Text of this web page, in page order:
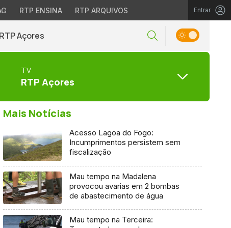
RTP ENSINA RTP ARQUIVOS Entrar
Açores
TV
RTP Açores
Mais Notícias
Acesso Lagoa do Fogo:
Incumprimentos persistem sem
fiscalização
Mau tempo na Madalena
provocou avarias em 2 bombas
de abastecimento de água
Mau tempo na Terceira: